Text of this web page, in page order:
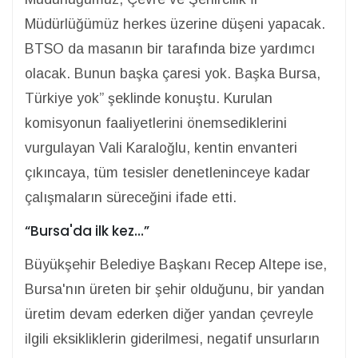
Müdürlüğümüz herkes üzerine düşeni yapacak.
BTSO da masanın bir tarafında bize yardımcı
olacak. Bunun başka çaresi yok. Başka Bursa,
Türkiye yok” şeklinde konuştu. Kurulan
komisyonun faaliyetlerini önemsediklerini
vurgulayan Vali Karaloğlu, kentin envanteri
çıkıncaya, tüm tesisler denetleninceye kadar
çalışmaların süreceğini ifade etti.
“Bursa'da ilk kez…”
Büyükşehir Belediye Başkanı Recep Altepe ise,
Bursa'nın üreten bir şehir olduğunu, bir yandan
üretim devam ederken diğer yandan çevreyle
ilgili eksikliklerin giderilmesi, negatif unsurların